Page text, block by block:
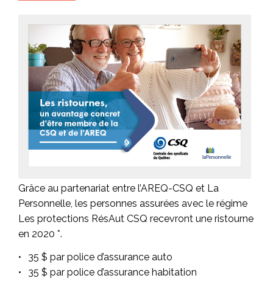
Grâce au partenariat entre l’AREQ-CSQ et La
Personnelle, les personnes assurées avec le régime
Les protections RésAut CSQ recevront une ristourne
en 2020 *.
35 $ par police d’assurance auto
35 $ par police d’assurance habitation